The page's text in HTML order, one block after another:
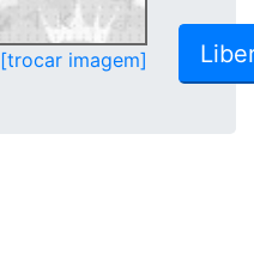
[trocar imagem]